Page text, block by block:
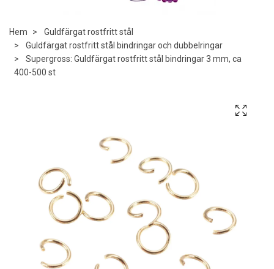
Hem
Guldfärgat rostfritt stål
Guldfärgat rostfritt stål bindringar och dubbelringar
Supergross: Guldfärgat rostfritt stål bindringar 3 mm, ca
400-500 st